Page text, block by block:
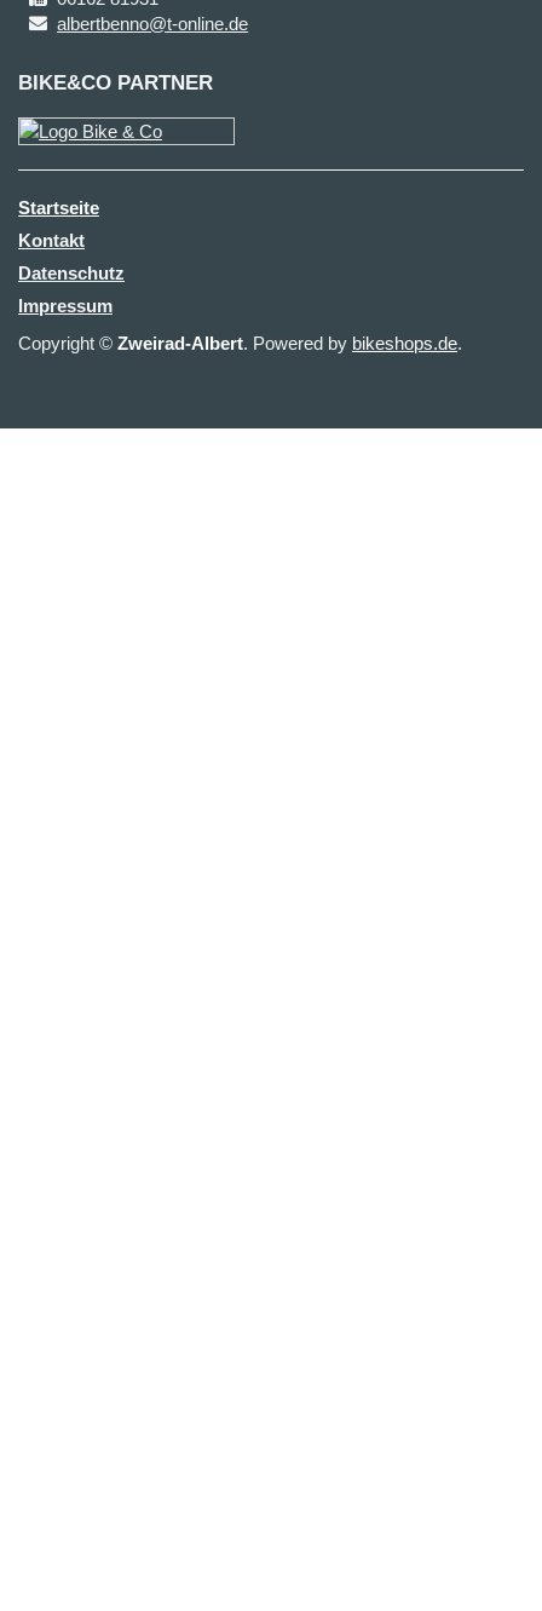
albertbenno@t-online.de
BIKE&CO PARTNER
Startseite
Kontakt
Datenschutz
Impressum
Copyright © Zweirad-Albert. Powered by bikeshops.de.